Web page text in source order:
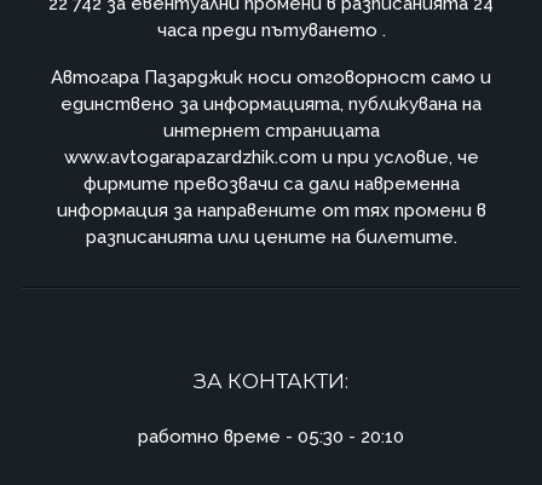
часа преди пътуването .
Автогара Пазарджик носи отговорност само и
единствено за информацията, публикувана на
интернет страницата
www.avtogarapazardzhik.com и при условие, че
фирмите превозвачи са дали навременна
информация за направените от тях промени в
разписанията или цените на билетите.
ЗА КОНТАКТИ:
работно време - 05:30 - 20:10